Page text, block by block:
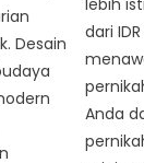
Desain
lebih
dari
Anda